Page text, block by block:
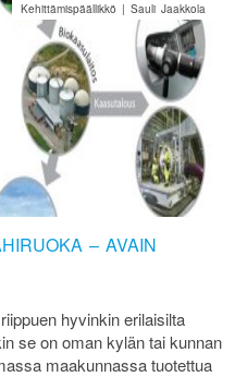
– AVAIN
Kehittämispäällikkö | Sauli Jaakkola
hyvinkin erilaisilta
se on oman kylän tai kunnan
maakunnassa tuotettua